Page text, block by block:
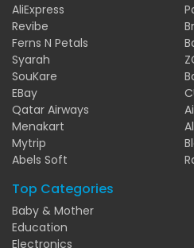
AliExpress
Revibe
Ferns N Petals
Syarah
SouKare
EBay
Qatar Airways
Menakart
Mytrip
Abels Soft
Top Categories
Baby & Mother
Education
Electronics